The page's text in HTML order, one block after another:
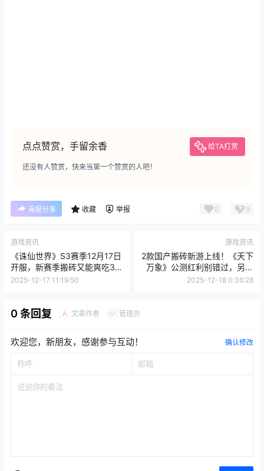
点点赞赏，手留余香 给TA打赏
还没有人赞赏，快来当第一个赞赏的人吧！
海报分享 收藏 举报 0 0
游戏资讯
《诛仙世界》S3赛季12月17日
开服，新赛季搬砖又能爽吃3
个月
2025-12-17 11:19:50
游戏资讯
2款国产搬砖新游上线！《天下
万象》公测红利别错过，另一
款建议先观望
2025-12-18 0:36:28
0 条回复 A 文章作者 M 管理员
欢迎您，新朋友，感谢参与互动！ 确认修改